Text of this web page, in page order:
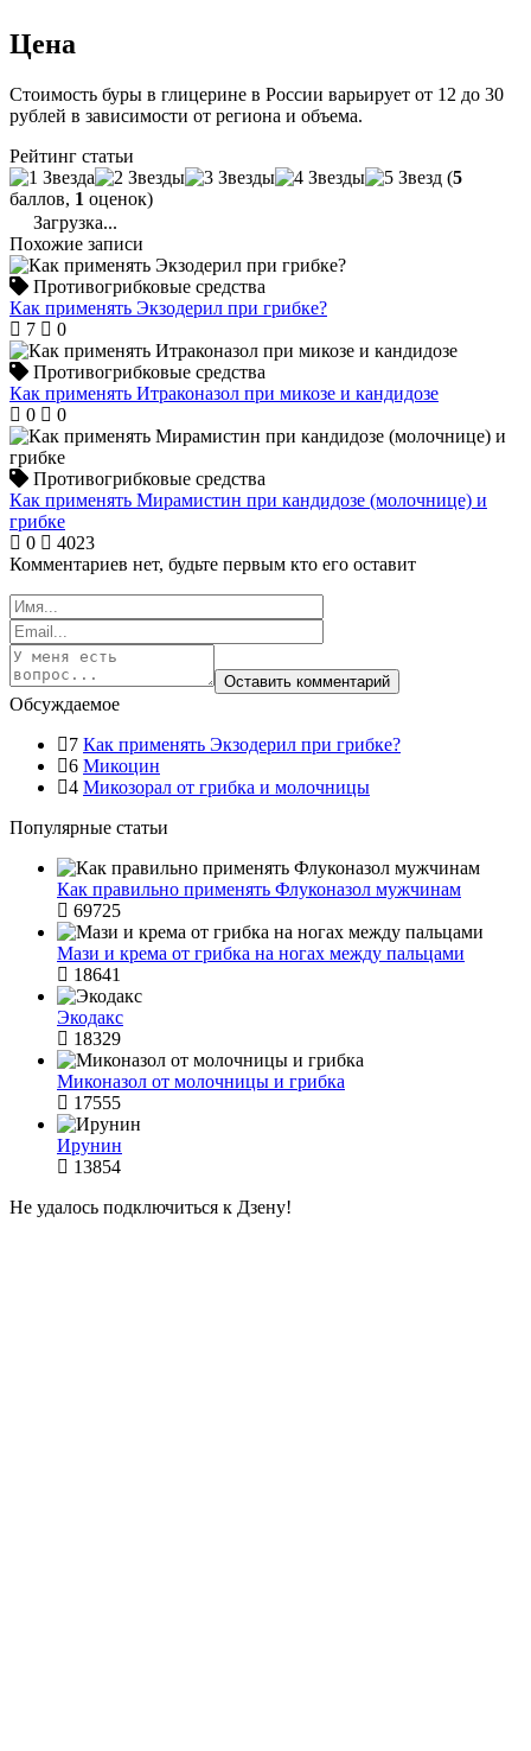
Цена
Стоимость буры в глицерине в России варьирует от 12 до 30
рублей в зависимости от региона и объема.
Рейтинг статьи
(5
баллов, 1 оценок)
Загрузка...
Похожие записи
Противогрибковые средства
Как применять Экзодерил при грибке?
7
0
Противогрибковые средства
Как применять Итраконазол при микозе и кандидозе
0
0
Противогрибковые средства
Как применять Мирамистин при кандидозе (молочнице) и
грибке
0
4023
Комментариев нет, будьте первым кто его оставит
Обсуждаемое
7 Как применять Экзодерил при грибке?
6 Микоцин
4 Микозорал от грибка и молочницы
Популярные статьи
Как правильно применять Флуконазол мужчинам
69725
Мази и крема от грибка на ногах между пальцами
18641
Экодакс
18329
Миконазол от молочницы и грибка
17555
Ирунин
13854
Не удалось подключиться к Дзену!